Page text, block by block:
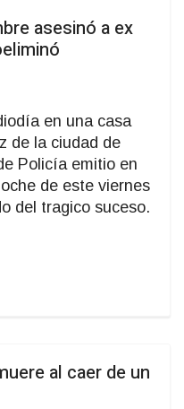
asesinó a ex
en una casa
de la ciudad de
Policía emitio en
de este viernes
del tragico suceso.
al caer de un